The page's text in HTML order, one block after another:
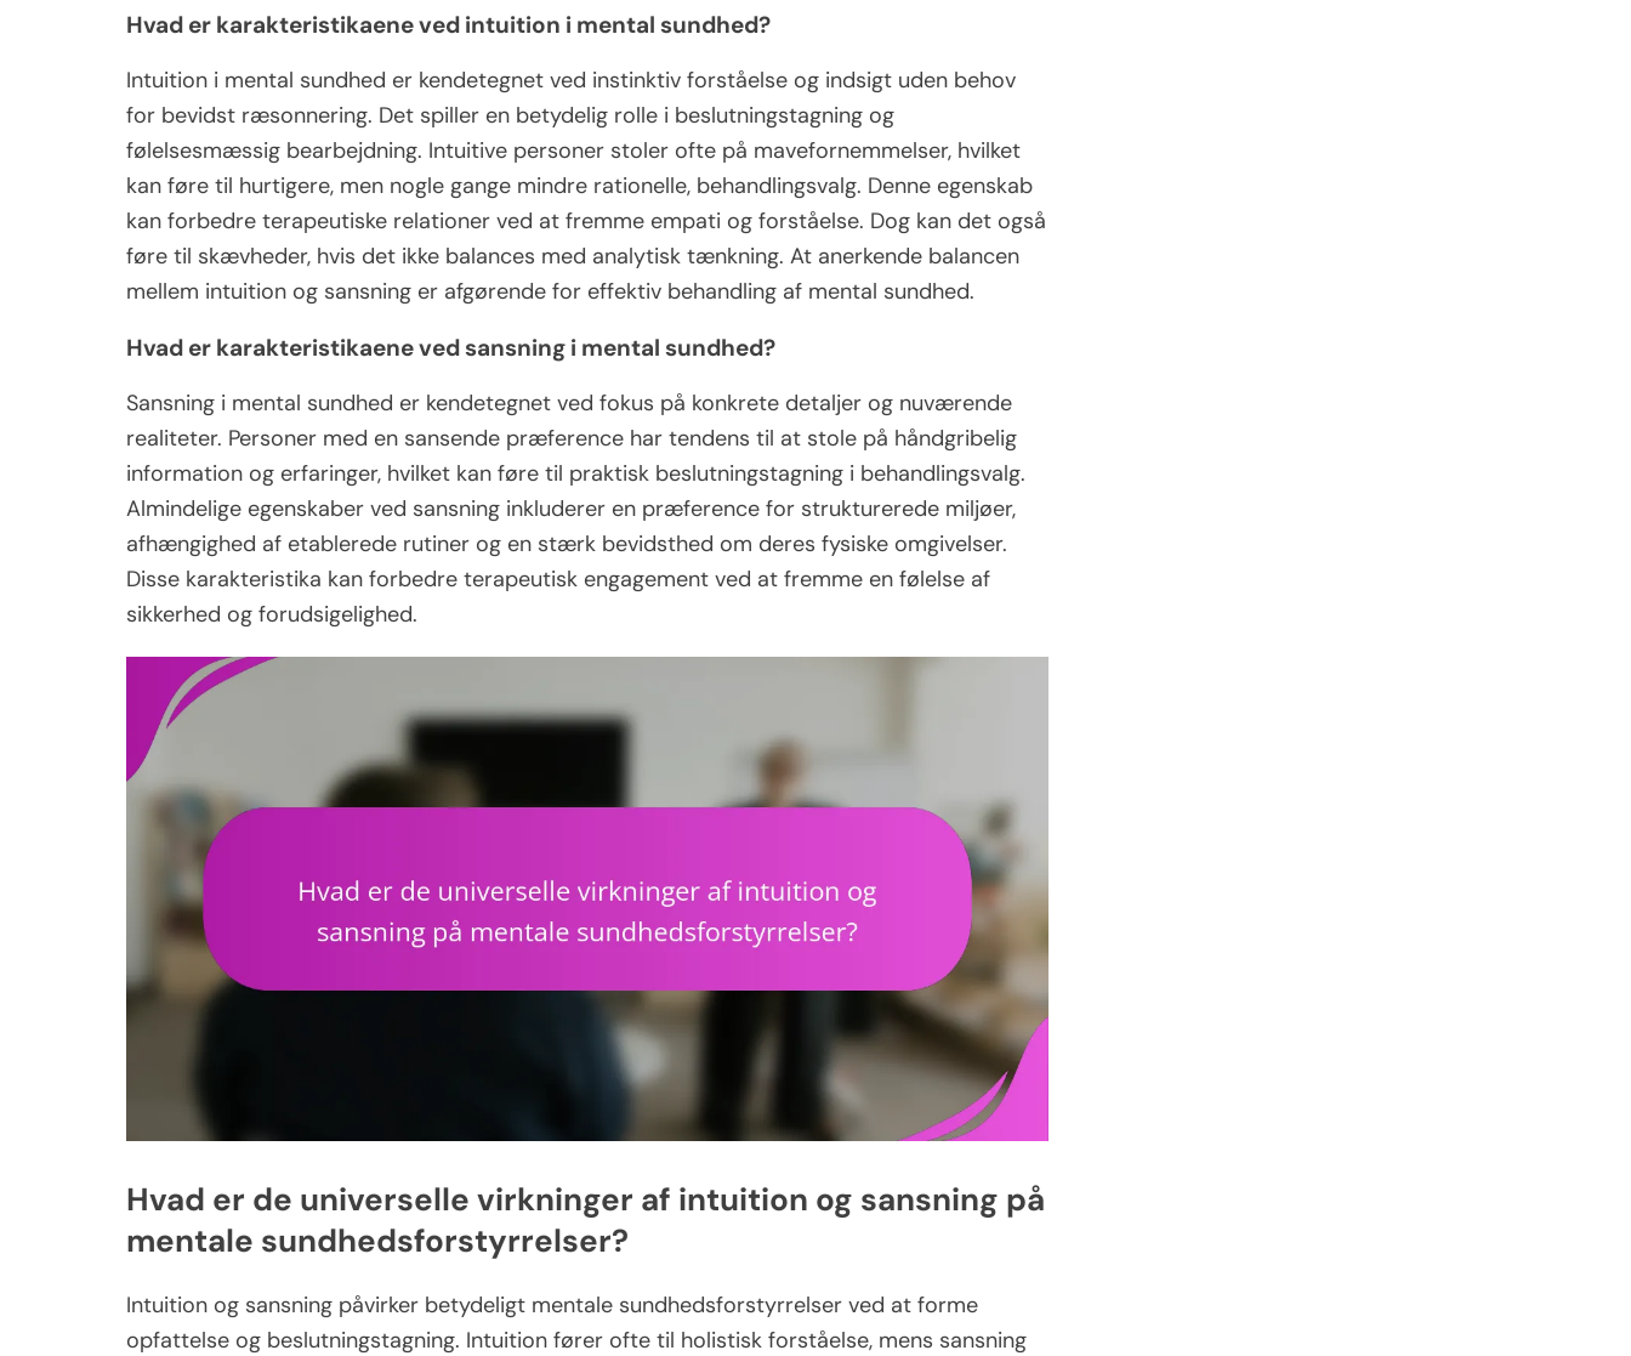
Hvad er karakteristikaene ved intuition i mental sundhed?
Intuition i mental sundhed er kendetegnet ved instinktiv forståelse og indsigt uden behov
for bevidst ræsonnering. Det spiller en betydelig rolle i beslutningstagning og
følelsesmæssig bearbejdning. Intuitive personer stoler ofte på mavefornemmelser, hvilket
kan føre til hurtigere, men nogle gange mindre rationelle, behandlingsvalg. Denne egenskab
kan forbedre terapeutiske relationer ved at fremme empati og forståelse. Dog kan det også
føre til skævheder, hvis det ikke balances med analytisk tænkning. At anerkende balancen
mellem intuition og sansning er afgørende for effektiv behandling af mental sundhed.
Hvad er karakteristikaene ved sansning i mental sundhed?
Sansning i mental sundhed er kendetegnet ved fokus på konkrete detaljer og nuværende
realiteter. Personer med en sansende præference har tendens til at stole på håndgribelig
information og erfaringer, hvilket kan føre til praktisk beslutningstagning i behandlingsvalg.
Almindelige egenskaber ved sansning inkluderer en præference for strukturerede miljøer,
afhængighed af etablerede rutiner og en stærk bevidsthed om deres fysiske omgivelser.
Disse karakteristika kan forbedre terapeutisk engagement ved at fremme en følelse af
sikkerhed og forudsigelighed.
Hvad er de universelle virkninger af intuition og sansning på
mentale sundhedsforstyrrelser?
Intuition og sansning påvirker betydeligt mentale sundhedsforstyrrelser ved at forme
opfattelse og beslutningstagning. Intuition fører ofte til holistisk forståelse, mens sansning